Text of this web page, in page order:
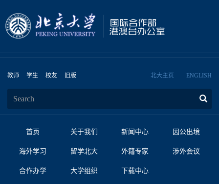
教师 学生 校友 旧版 北大主页 ENGLISH
首页 关于我们 新闻中心 因公出境
海外学习 留学北大 外籍专家 涉外会议
合作办学 大学组织 下载中心